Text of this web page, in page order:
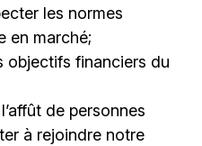
les normes
en marché;
financiers du
de personnes
à rejoindre notre